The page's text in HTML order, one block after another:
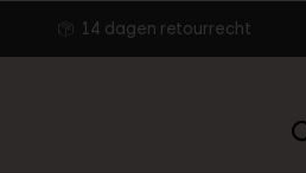
14 dagen retourrecht